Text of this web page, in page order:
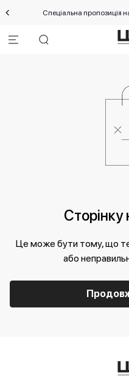
Спеціальна пропозиція
Це може бути тому, що
або